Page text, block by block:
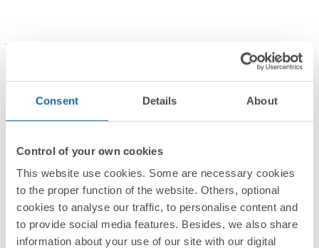
Consent Details About
Control of your own cookies
This website use cookies. Some are necessary cookies
to the proper function of the website. Others, optional
cookies to analyse our traffic, to personalise content and
to provide social media features. Besides, we also share
information about your use of our site with our digital
Productos relacionados
27101610-090
Marco estética mínima para 1 elemento blanco Simon 270